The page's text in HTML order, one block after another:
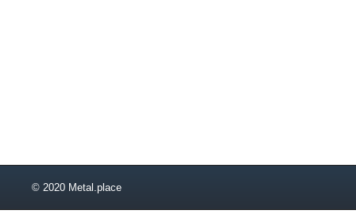
9,01
© 2020 Metal.place